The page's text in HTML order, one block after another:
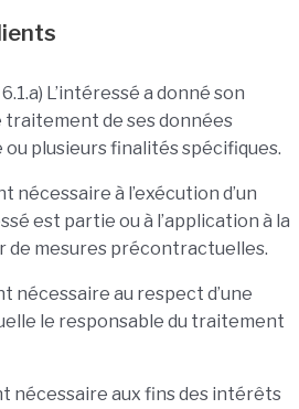
L’intéressé a donné son
de ses données
plusieurs finalités spécifiques.
nécessaire à l’exécution d’un
est partie ou à l’application à la
de mesures précontractuelles.
nécessaire au respect d’une
le responsable du traitement
nécessaire aux fins des intérêts